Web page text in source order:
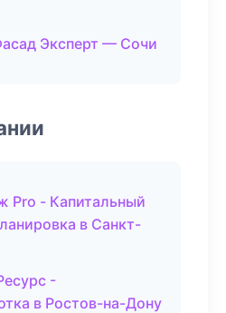
Эксперт — Сочи
Pro - Капитальный
в Санкт-
-
в Ростов-на-Дону